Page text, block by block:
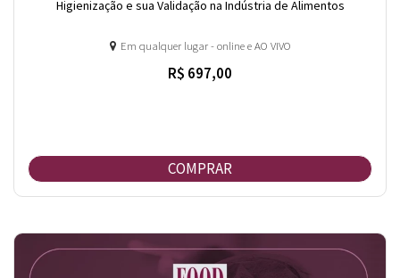
Higienização e sua Validação na Indústria de Alimentos
Em qualquer lugar - online e AO VIVO
R$ 697,00
COMPRAR